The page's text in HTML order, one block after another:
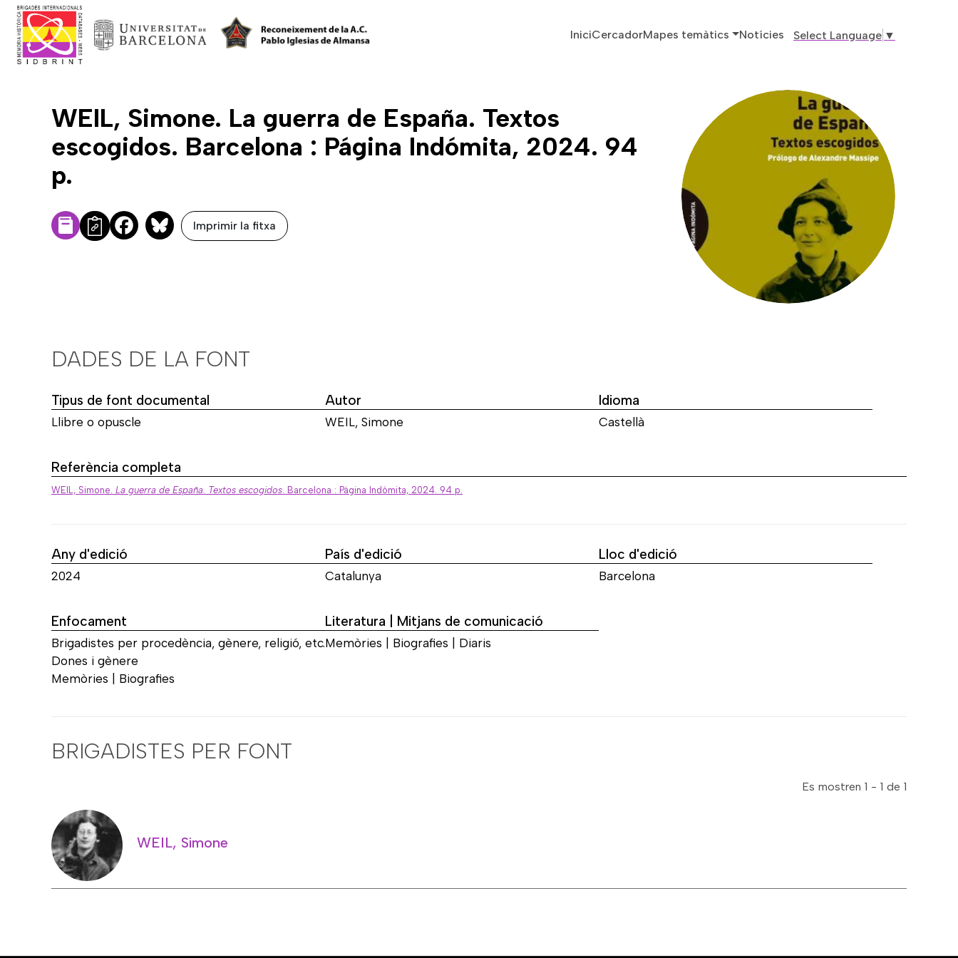
Navegació principal
IniciCercadorMapes temàtics Notícies Select Language ▼
WEIL, Simone. La guerra de España. Textos
escogidos. Barcelona : Página Indómita, 2024. 94
p.
FacebookBluesky
Imprimir la fitxa
DADES DE LA FONT
Tipus de font documental
Llibre o opuscle
Autor
WEIL, Simone
Idioma
Castellà
Referència completa
WEIL, Simone. La guerra de España. Textos escogidos . Barcelona : Página Indómita, 2024. 94 p.
Any d'edició
2024
País d'edició
Catalunya
Lloc d'edició
Barcelona
Enfocament
Brigadistes per procedència, gènere, religió, etc.
Dones i gènere
Memòries | Biografies
Literatura | Mitjans de comunicació
Memòries | Biografies | Diaris
BRIGADISTES PER FONT
Es mostren 1 - 1 de 1
WEIL, Simone